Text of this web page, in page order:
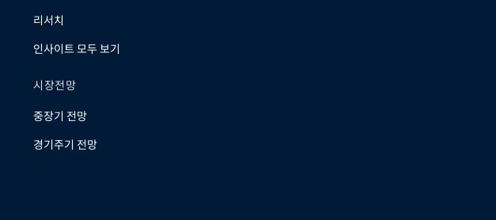
리서치
인사이트 모두 보기
시장전망
중장기 전망
경기주기 전망